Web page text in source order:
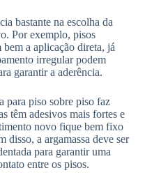
bastante na escolha da
Por exemplo, pisos
bem a aplicação direta, já
irregular podem
garantir a aderência.
para piso sobre piso faz
têm adesivos mais fortes e
novo fique bem fixo
disso, a argamassa deve ser
para garantir uma
entre os pisos.